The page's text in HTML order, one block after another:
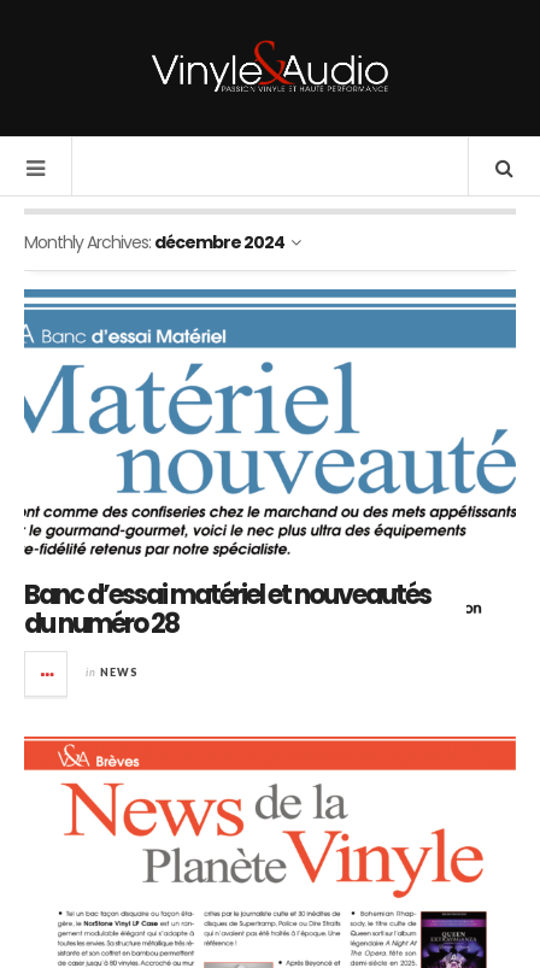
Monthly Archives: décembre 2024
Banc d’essai matériel et nouveautés
du numéro 28
in NEWS